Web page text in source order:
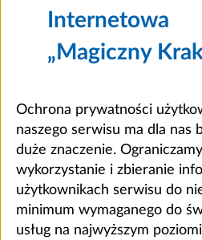
Internetowa
„Magiczny
Ochrona prywatności
naszego serwisu ma dla nas
duże znaczenie. Ograniczamy
wykorzystanie i zbieranie
użytkownikach serwisu do
minimum wymaganego do
usług na najwyższym